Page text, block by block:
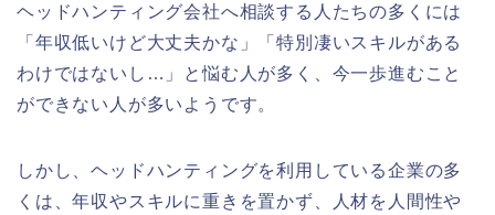
ヘッドハンティング会社へ相談する人たちの多くには
「年収低いけど大丈夫かな」「特別凄いスキルがある
わけではないし…」と悩む人が多く、今一歩進むこと
ができない人が多いようです。
しかし、ヘッドハンティングを利用している企業の多
くは、年収やスキルに重きを置かず、人材を人間性や